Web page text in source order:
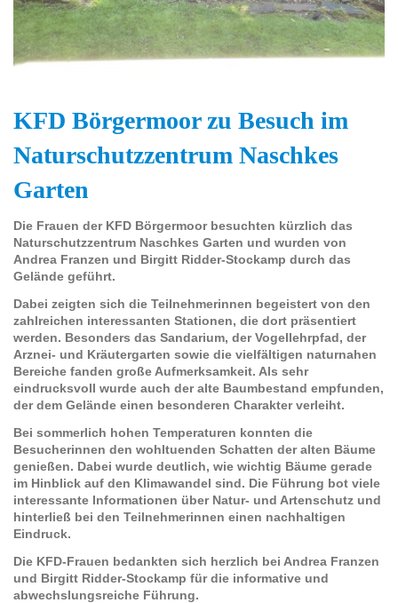
KFD Börgermoor zu Besuch im
Naturschutzzentrum Naschkes
Garten
Die Frauen der KFD Börgermoor besuchten kürzlich das
Naturschutzzentrum Naschkes Garten und wurden von
Andrea Franzen und Birgitt Ridder-Stockamp durch das
Gelände geführt.
Dabei zeigten sich die Teilnehmerinnen begeistert von den
zahlreichen interessanten Stationen, die dort präsentiert
werden. Besonders das Sandarium, der Vogellehrpfad, der
Arznei- und Kräutergarten sowie die vielfältigen naturnahen
Bereiche fanden große Aufmerksamkeit. Als sehr
eindrucksvoll wurde auch der alte Baumbestand empfunden,
der dem Gelände einen besonderen Charakter verleiht.
Bei sommerlich hohen Temperaturen konnten die
Besucherinnen den wohltuenden Schatten der alten Bäume
genießen. Dabei wurde deutlich, wie wichtig Bäume gerade
im Hinblick auf den Klimawandel sind. Die Führung bot viele
interessante Informationen über Natur- und Artenschutz und
hinterließ bei den Teilnehmerinnen einen nachhaltigen
Eindruck.
Die KFD-Frauen bedankten sich herzlich bei Andrea Franzen
und Birgitt Ridder-Stockamp für die informative und
abwechslungsreiche Führung.